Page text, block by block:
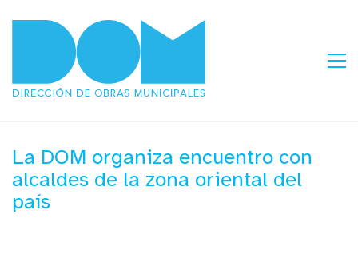
La DOM organiza encuentro con
alcaldes de la zona oriental del
país